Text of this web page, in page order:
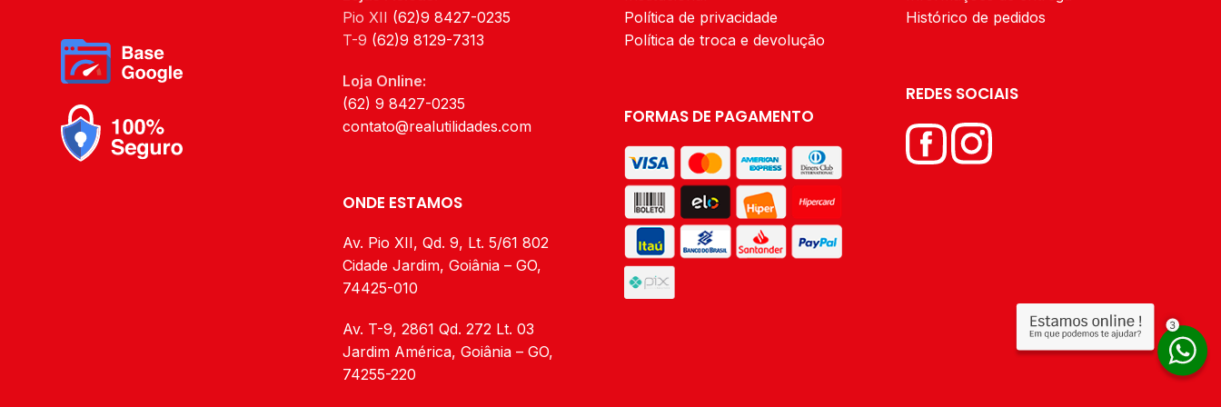
Pio XII (62)9 8427-0235
T-9 (62)9 8129-7313
Loja Online:
(62) 9 8427-0235
contato@realutilidades.com
ONDE ESTAMOS
Av. Pio XII, Qd. 9, Lt. 5/61 802
Cidade Jardim, Goiânia – GO,
74425-010
Av. T-9, 2861 Qd. 272 Lt. 03
Jardim América, Goiânia – GO,
74255-220
Política de privacidade
Política de troca e devolução
FORMAS DE PAGAMENTO
Histórico de pedidos
REDES SOCIAIS